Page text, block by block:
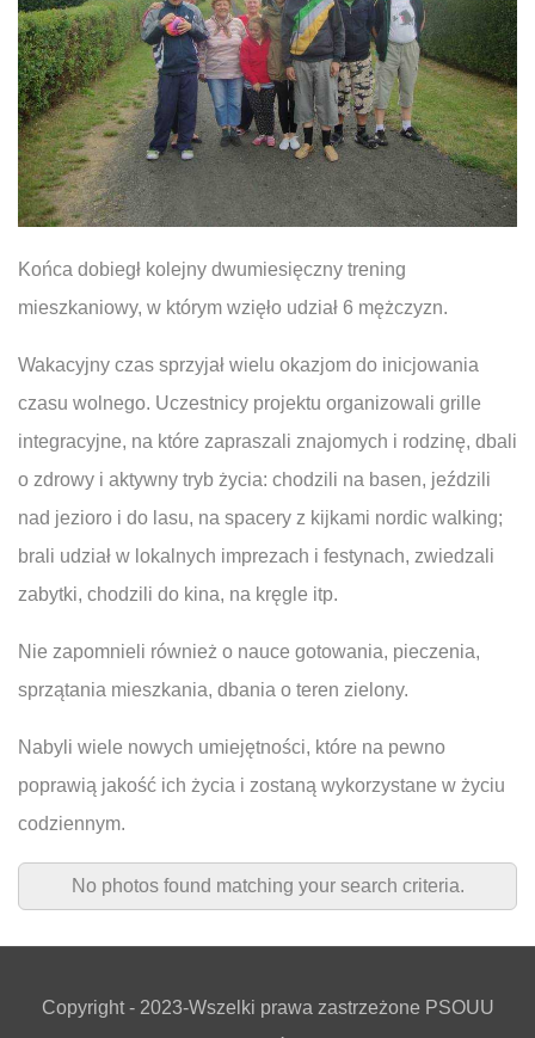
Końca dobiegł kolejny dwumiesięczny trening
mieszkaniowy, w którym wzięło udział 6 mężczyzn.
Wakacyjny czas sprzyjał wielu okazjom do inicjowania
czasu wolnego. Uczestnicy projektu organizowali grille
integracyjne, na które zapraszali znajomych i rodzinę, dbali
o zdrowy i aktywny tryb życia: chodzili na basen, jeździli
nad jezioro i do lasu, na spacery z kijkami nordic walking;
brali udział w lokalnych imprezach i festynach, zwiedzali
zabytki, chodzili do kina, na kręgle itp.
Nie zapomnieli również o nauce gotowania, pieczenia,
sprzątania mieszkania, dbania o teren zielony.
Nabyli wiele nowych umiejętności, które na pewno
poprawią jakość ich życia i zostaną wykorzystane w życiu
codziennym.
No photos found matching your search criteria.
Copyright - 2023-Wszelki prawa zastrzeżone PSOUU